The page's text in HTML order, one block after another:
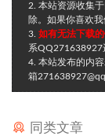
2. 本站资源收集
除。如果你喜欢
3. 如有无法下载
系QQ271638927
4. 本站发布的内
箱
同类文章